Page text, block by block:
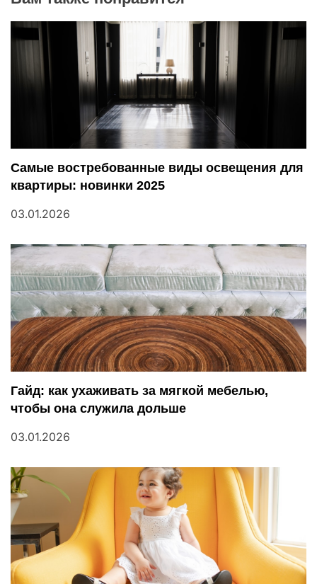
а
ц
п
о
з
а
п
и
с
я
м
Самые востребованные виды освещения для
квартиры: новинки 2025
03.01.2026
Гайд: как ухаживать за мягкой мебелью,
чтобы она служила дольше
03.01.2026